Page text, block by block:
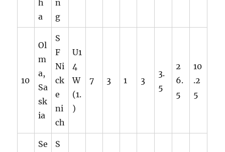
h
a
n
g
10
Ol
m
a,
Sa
sk
ia
S
F
Ni
ck
e
ni
ch
U1
4
W
(1.
)
7 3 1 3
3.
5
2
6.
5
10
.2
5
Se
S